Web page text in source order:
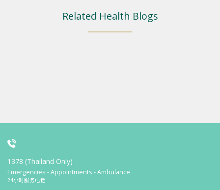
Related Health Blogs
1378 (Thailand Only)
Emergencies - Appointments - Ambulance
24小时服务电话